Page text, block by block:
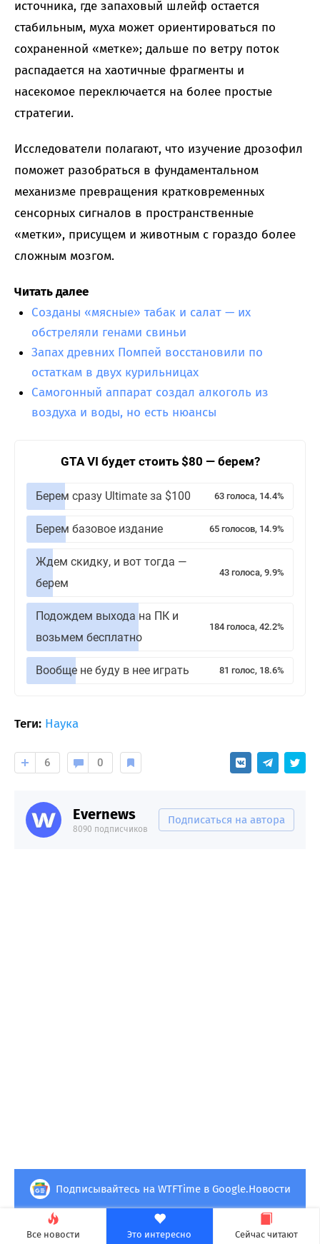
Все новости Это интересно Сейчас читают
источника, где запаховый шлейф остается
стабильным, муха может ориентироваться по
сохраненной «метке»; дальше по ветру поток
распадается на хаотичные фрагменты и
насекомое переключается на более простые
стратегии.
Исследователи полагают, что изучение дрозофил
поможет разобраться в фундаментальном
механизме превращения кратковременных
сенсорных сигналов в пространственные
«метки», присущем и животным с гораздо более
сложным мозгом.
Читать далее
Созданы «мясные» табак и салат — их
обстреляли генами свиньи
Запах древних Помпей восстановили по
остаткам в двух курильницах
Самогонный аппарат создал алкоголь из
воздуха и воды, но есть нюансы
GTA VI будет стоить $80 — берем?
Берем сразу Ultimate за $100 63 голоса, 14.4%
Берем базовое издание 65 голосов, 14.9%
Ждем скидку, и вот тогда —
берем
43 голоса, 9.9%
Подождем выхода на ПК и
возьмем бесплатно
184 голоса, 42.2%
Вообще не буду в нее играть 81 голос, 18.6%
Теги: Наука
6 0
Evernews
8090 подписчиков
Подписаться на автора
Подписывайтесь на WTFTime в Google.Новости
09.08.2026 в 21:49